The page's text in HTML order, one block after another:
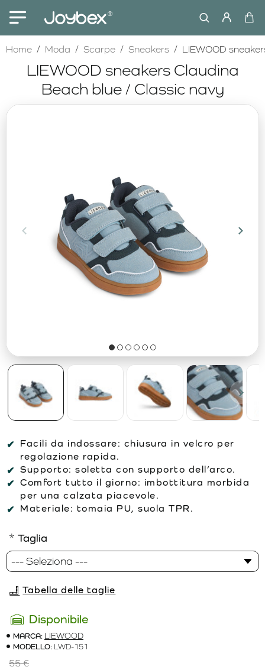
LIEWOOD sneakers Claudina
Beach blue / Classic navy
HomehomeModa Scarpe Sneakers LIEWOOD
Facili da indossare: chiusura in velcro per
regolazione rapida.
Supporto: soletta con supporto dell’arco.
Comfort tutto il giorno: imbottitura morbida
per una calzata piacevole.
Materiale: tomaia PU, suola TPR.
Disponibile
MARCA: LIEWOOD
MODELLO: LWD-151
55 €
Taglia
Tabella delle taglie